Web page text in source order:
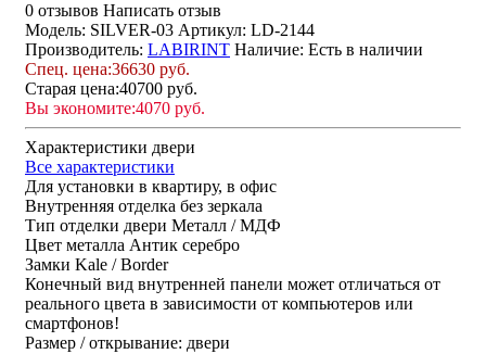
0 отзывов Написать отзыв
Модель: SILVER-03 Артикул: LD-2144
Производитель: LABIRINT Наличие: Есть в наличии
Спец. цена:36630 руб.
Старая цена:40700 руб.
Вы экономите:4070 руб.
Характеристики двери
Все характеристики
Для установки в квартиру, в офис
Внутренняя отделка без зеркала
Тип отделки двери Металл / МДФ
Цвет металла Антик серебро
Замки Kale / Border
Конечный вид внутренней панели может отличаться от
реального цвета в зависимости от компьютеров или
смартфонов!
Размер / открывание: двери